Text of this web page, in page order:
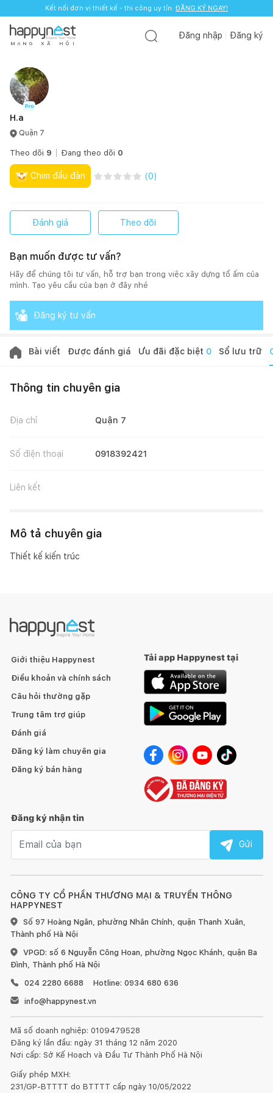
Kết nối đơn vị thiết kế - thi công uy tín. ĐĂNG KÝ NGAY!
M Ạ N G X Ã H Ộ I
Đăng nhập Đăng ký
H.a
Quận 7
Theo dõi 9 Đang theo dõi 0
Chim đầu đàn (0)
Đánh giá Theo dõi
Bạn muốn được tư vấn?
Hãy để chúng tôi tư vấn, hỗ trợ bạn trong việc xây dựng tổ ấm của
mình. Tạo yêu cầu của bạn ở đây nhé
Đăng ký tư vấn
Bài viết Được đánh giá Ưu đãi đặc biệt 0 Sổ lưu trữ
Thông tin chuyên gia
Địa chỉ Quận 7
Số điện thoại 0918392421
Liên kết
Mô tả chuyên gia
Thiết kế kiến trúc
CÔNG TY CỔ PHẦN THƯƠNG MẠI & TRUYỀN THÔNG
HAPPYNEST
Số 97 Hoàng Ngân, phường Nhân Chính, quận Thanh Xuân,
Thành phố Hà Nội
VPGD: số 6 Nguyễn Công Hoan, phường Ngọc Khánh, quận Ba
Đình, Thành phố Hà Nội
024 2280 6688
Hotline: 0934 680 636
info@happynest.vn
Mã số doanh nghiệp: 0109479528
Đăng ký lần đầu: ngày 31 tháng 12 năm 2020
Nơi cấp: Sở Kế Hoạch và Đầu Tư Thành Phố Hà Nội
Giấy phép MXH:
231/GP-BTTTT do BTTTT cấp ngày 10/05/2022
Giới thiệu Happynest
Điều khoản và chính sách
Câu hỏi thường gặp
Trung tâm trợ giúp
Đánh giá
Đăng ký làm chuyên gia
Đăng ký bán hàng
Tải app Happynest tại
Đăng ký nhận tin
Gửi